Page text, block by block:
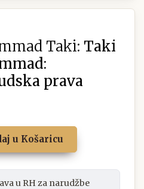
Taki: Taki
prava
u Košaricu
u RH za narudžbe